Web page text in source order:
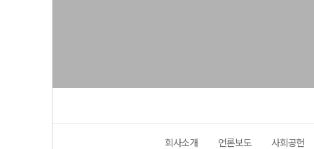
회사소개 언론보도 사회공헌